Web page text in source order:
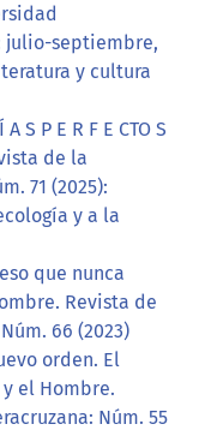
julio-septiembre,
y cultura
A S P E R F E CTO S
de la
71 (2025):
y a la
que nunca
Revista de
66 (2023)
orden. El
y el Hombre.
Núm. 55